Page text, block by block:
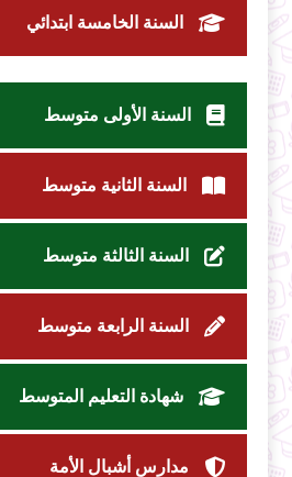
السنة الخامسة ابتدائي
السنة الأولى متوسط
السنة الثانية متوسط
السنة الثالثة متوسط
السنة الرابعة متوسط
شهادة التعليم المتوسط
مدارس أشبال الأمة